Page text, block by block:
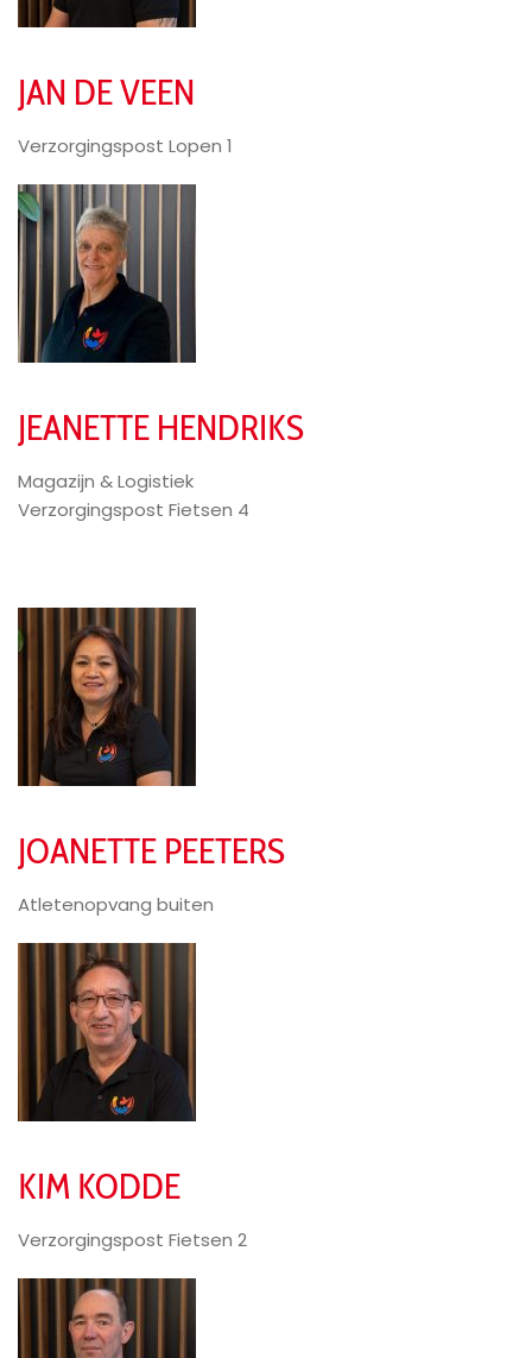
JAN DE VEEN
Verzorgingspost Lopen 1
JEANETTE HENDRIKS
Magazijn & Logistiek
Verzorgingspost Fietsen 4
JOANETTE PEETERS
Atletenopvang buiten
KIM KODDE
Verzorgingspost Fietsen 2